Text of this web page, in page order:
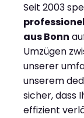
Seit 2003
aus Bonn
Umzügen
unserer
unserem
sicher, dass
effizient